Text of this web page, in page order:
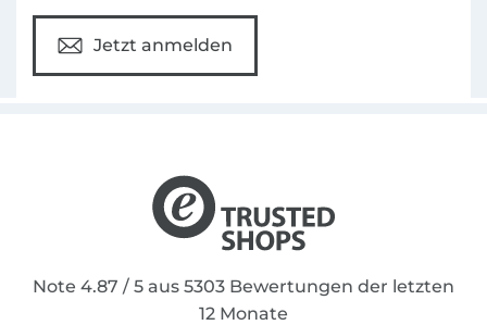
Jetzt anmelden
Note 4.87 / 5 aus 5303 Bewertungen der letzten
12 Monate